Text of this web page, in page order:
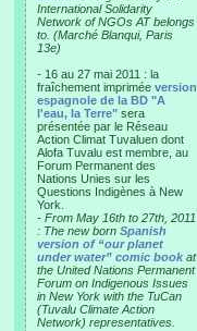
International Solidarity
Network of NGOs AT belongs
to. (Marché Blanqui, Paris
13e)
- 16 au 27 mai 2011 : la
fraîchement imprimée version
espagnole de la BD "A
l'eau, la Terre" sera
présentée par le Réseau
Action Climat Tuvaluen dont
Alofa Tuvalu est membre, au
Forum Permanent des
Nations Unies sur les
Questions Indigènes à New
York.
- From May 16th to 27th, 2011
: The new born Spanish
version of “our planet
under water” comic book at
the United Nations Permanent
Forum on Indigenous Issues
in New York with the TuCan
(Tuvalu Climate Action
Network) representatives.